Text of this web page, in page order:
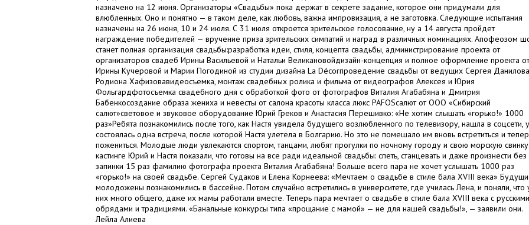
назначено на 12 июня. Организаторы «Свадьбы» пока держат в секрете задание, которое они придумали для
влюбленных. Оно и понятно — в таком деле, как любовь, важна импровизация, а не заготовка. Следующие испытания
назначены на 26 июня, 10 и 24 июля. С 31 июля откроется зрительское голосование, ну а 14 августа пройдет
награждение победителей — вручение приза зрительских симпатий и наград в различных номинациях. Апофеозом
станет полная организация свадьбы:разработка идеи, стиля, концепта свадьбы, администрирование проекта от
организаторов свадеб Ирины Васильевой и Натальи Великановойдизайн-концепция и полное оформление проекта от
Ирины Кучеровой и Марии Погодиной из студии дизайна La Décorпроведение свадьбы от ведущих Сергея
Родиона Хафизовавидеосъемка, монтаж свадебных ролика и фильма от видеографов Алексея и Юрия
Фольгардфотосъемка свадебного дня с обработкой фото от фотографов Виталия Агабабяна и Дмитрия
Бабенкосоздание образа жениха и невесты от салона красоты класса люкс PAFOSсалют от ООО «Сибирский
салют»световое и звуковое оборудование Юрий Греков и Анастасия Перешивко: «Не хотим слышать «горько!» 1000
раз»Ребята познакомились после того, как Настя увидела будущего возлюбленного по телевизору, нашла в соцсети,
состоялась одна встреча, после которой Настя улетела в Болгарию. Но это не помешало им вновь встретиться и
пожениться. Молодые люди увлекаются спортом, танцами, любят прогулки по ночному городу и свою морскую
кастинге Юрий и Настя показали, что готовы на все ради идеальной свадьбы: спеть, станцевать и даже произнести без
запинки 15 раз фамилию фотографа проекта Виталия Агабабяна! Больше всего пара не хочет услышать 1000 раз
«горько!» на своей свадьбе. Сергей Судаков и Елена Корнеева: «Мечтаем о свадьбе в стиле бала XVIII века»
молодожены познакомились в бассейне. Потом случайно встретились в университете, где училась Лена, и поняли, что
них много общего, даже их мамы работали вместе. Теперь пара мечтает о свадьбе в стиле бала XVIII века с русскими
обрядами и традициями. «Банальные конкурсы типа «прощание с мамой» — не для нашей свадьбы!», — заявили они.
Лейла Алиева